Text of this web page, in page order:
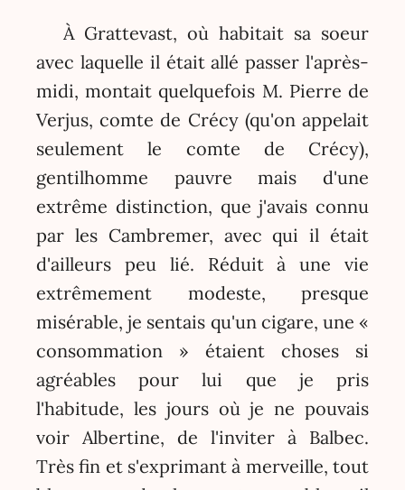
À Grattevast, où habitait sa soeur
avec laquelle il était allé passer l'après-
midi, montait quelquefois M. Pierre de
Verjus, comte de Crécy (qu'on appelait
seulement le comte de Crécy),
gentilhomme pauvre mais d'une
extrême distinction, que j'avais connu
par les Cambremer, avec qui il était
d'ailleurs peu lié. Réduit à une vie
extrêmement modeste, presque
misérable, je sentais qu'un cigare, une «
consommation » étaient choses si
agréables pour lui que je pris
l'habitude, les jours où je ne pouvais
voir Albertine, de l'inviter à Balbec.
Très fin et s'exprimant à merveille, tout